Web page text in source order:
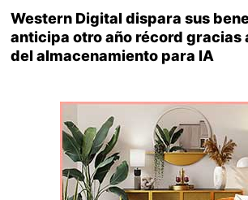
Western Digital dispara sus
anticipa otro año récord gracias
del almacenamiento para IA